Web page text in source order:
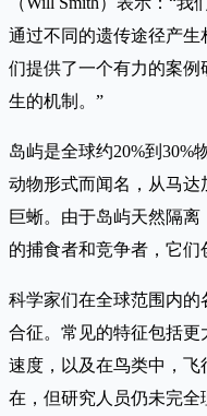
通过不同的遗传途径产
们提供了一个有力的案
生的机制。”
岛屿是全球约20%到30%
动物形式而闻名，从马
巨蜥。由于岛屿天然隔
的捕食者和竞争者，它们
科学家们在全球范围内
合征。常见的特征包括
速度，以及在鸟类中，
在，但研究人员仍未完全